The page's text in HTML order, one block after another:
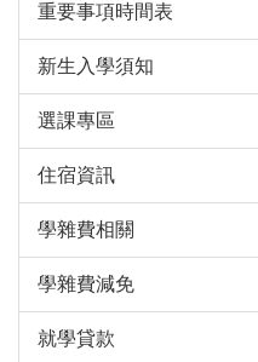
重要事項時間表
新生入學須知
選課專區
住宿資訊
學雜費相關
學雜費減免
就學貸款